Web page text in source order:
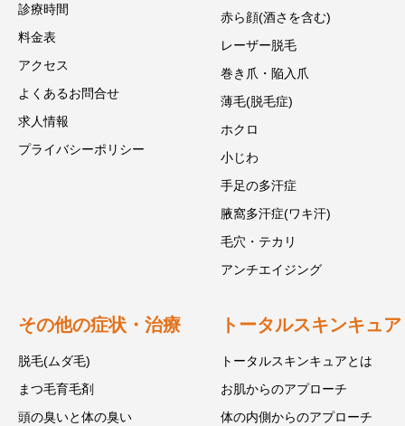
診療時間
料金表
アクセス
よくあるお問合せ
求人情報
プライバシーポリシー
赤ら顔(酒さを含む)
レーザー脱毛
巻き爪・陥入爪
薄毛(脱毛症)
ホクロ
小じわ
手足の多汗症
腋窩多汗症(ワキ汗)
毛穴・テカリ
アンチエイジング
その他の症状・治療
脱毛(ムダ毛)
まつ毛育毛剤
頭の臭いと体の臭い
トータルスキンキュア
トータルスキンキュアとは
お肌からのアプローチ
体の内側からのアプローチ